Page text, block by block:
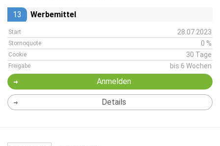
13 Werbemittel
Start 28.07.2023
Stornoquote 0 %
Cookie 30 Tage
Freigabe bis 6 Wochen
Anmelden
Details